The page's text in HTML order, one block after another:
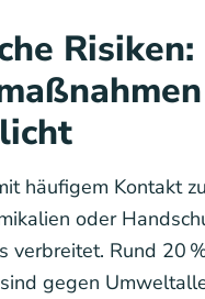
Risiken:
häufigem Kontakt zu
oder
verbreitet. Rund 20
gegen